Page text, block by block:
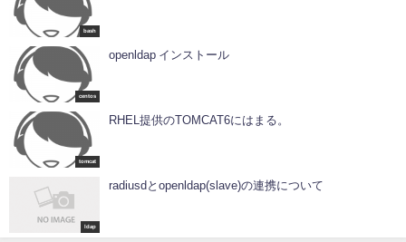
bash
centos
openldap インストール
tomcat
RHEL提供のTOMCAT6にはまる。
ldap
radiusdとopenldap(slave)の連携について